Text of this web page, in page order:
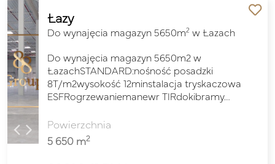
Łazy
Do wynajęcia magazyn 5650m2 w Łazach
Do wynajęcia magazyn 5650m2 w
ŁazachSTANDARD:nośność posadzki
8T/m2wysokość 12minstalacja tryskaczowa
ESFRogrzewaniemanewr TIRdokibramy…
Powierzchnia
5 650 m2